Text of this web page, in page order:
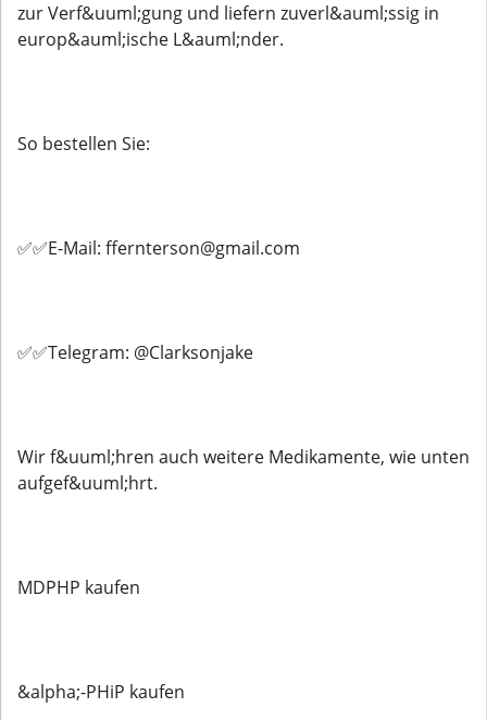
zur Verf&uuml;gung und liefern zuverl&auml;ssig in
europ&auml;ische L&auml;nder.
So bestellen Sie:
✅✅E-Mail: ffernterson@gmail.com
✅✅Telegram: @Clarksonjake
Wir f&uuml;hren auch weitere Medikamente, wie unten
aufgef&uuml;hrt.
MDPHP kaufen
&alpha;-PHiP kaufen